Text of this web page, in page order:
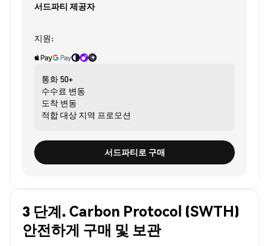
서드파티 제공자
지원:
통화 50+
수수료 변동
도착 변동
적합 대상 지역 프로모션
서드파티로 구매
3 단계. Carbon Protocol (SWTH)
안전하게 구매 및 보관